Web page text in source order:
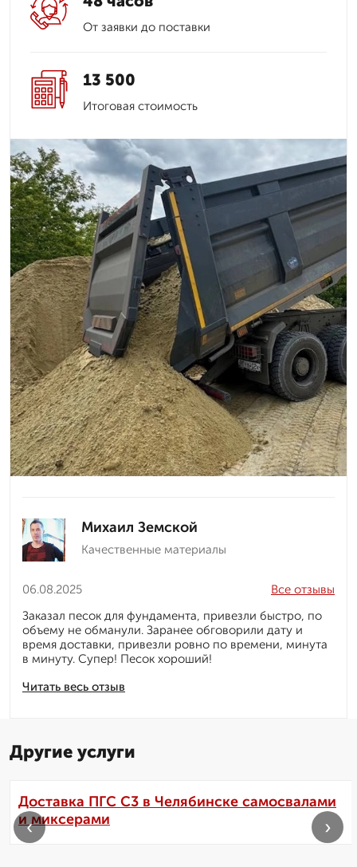
От заявки до поставки
13 500
Итоговая стоимость
Михаил Земской
Качественные материалы
06.08.2025
Читать весь отзыв
Все отзывы
Заказал песок для фундамента, привезли быстро, по
объему не обманули. Заранее обговорили дату и
время доставки, привезли ровно по времени, минута
в минуту. Супер! Песок хороший!
Другие услуги
Доставка ПГС С3 в Челябинске самосвалами
и миксерами
‹ ›